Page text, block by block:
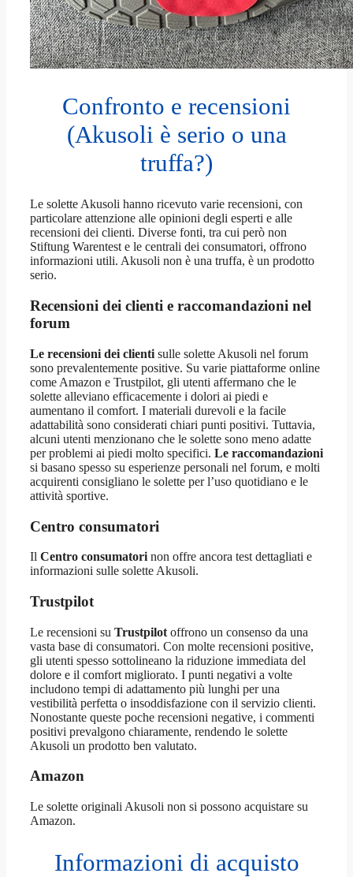
Confronto e recensioni
(Akusoli è serio o una
truffa?)
Le solette Akusoli hanno ricevuto varie recensioni, con
particolare attenzione alle opinioni degli esperti e alle
recensioni dei clienti. Diverse fonti, tra cui però non
Stiftung Warentest e le centrali dei consumatori, offrono
informazioni utili. Akusoli non è una truffa, è un prodotto
serio.
Recensioni dei clienti e raccomandazioni nel
forum
Le recensioni dei clienti sulle solette Akusoli nel forum
sono prevalentemente positive. Su varie piattaforme online
come Amazon e Trustpilot, gli utenti affermano che le
solette alleviano efficacemente i dolori ai piedi e
aumentano il comfort. I materiali durevoli e la facile
adattabilità sono considerati chiari punti positivi. Tuttavia,
alcuni utenti menzionano che le solette sono meno adatte
per problemi ai piedi molto specifici. Le raccomandazioni
si basano spesso su esperienze personali nel forum, e molti
acquirenti consigliano le solette per l’uso quotidiano e le
attività sportive.
Centro consumatori
Il Centro consumatori non offre ancora test dettagliati e
informazioni sulle solette Akusoli.
Trustpilot
Le recensioni su Trustpilot offrono un consenso da una
vasta base di consumatori. Con molte recensioni positive,
gli utenti spesso sottolineano la riduzione immediata del
dolore e il comfort migliorato. I punti negativi a volte
includono tempi di adattamento più lunghi per una
vestibilità perfetta o insoddisfazione con il servizio clienti.
Nonostante queste poche recensioni negative, i commenti
positivi prevalgono chiaramente, rendendo le solette
Akusoli un prodotto ben valutato.
Amazon
Le solette originali Akusoli non si possono acquistare su
Amazon.
Informazioni di acquisto